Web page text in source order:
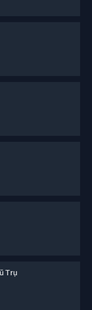
Trụ